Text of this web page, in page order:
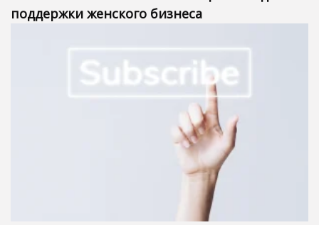
поддержки женского бизнеса